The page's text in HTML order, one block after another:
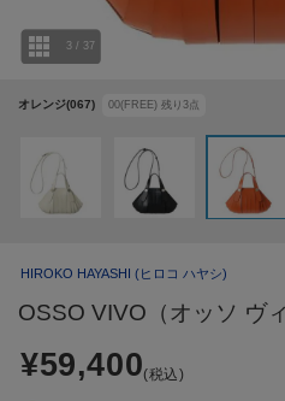
オレンジ(067) 00(FREE) 残り 3点
3 / 37
HIROKO HAYASHI (ヒロコ ハヤシ)
OSSO VIVO（オッソ ヴ
¥59,400(税込)